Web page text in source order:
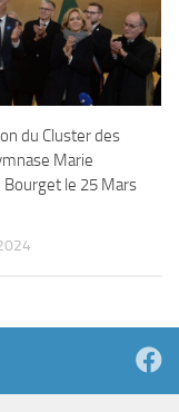
du Cluster des
Marie
Bourget le 25 Mars